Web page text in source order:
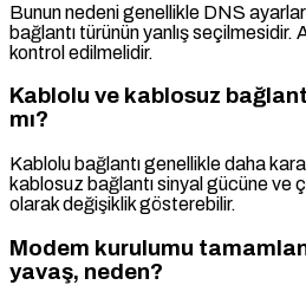
Bunun nedeni genellikle DNS
bağlantı türünün yanlış
kontrol edilmelidir.
Kablolu ve kablosuz
mı?
Kablolu bağlantı genellikle daha
kablosuz bağlantı sinyal gücüne ve
olarak değişiklik gösterebilir.
Modem kurulumu
yavaş, neden?